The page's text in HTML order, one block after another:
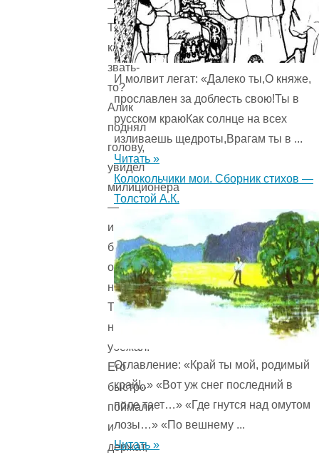
—
Тебя
как
звать-
то?
Алик
поднял
голову,
увидел
милиционера
—
и
бегом
от
него.
Только
недалеко
убежал.
Его
быстро
поймали
и
держат,
И молвит легат: «Далеко ты,О княже,
прославлен за доблесть свою!Ты в
русском краюКак солнце на всех
изливаешь щедроты,Врагам ты в ...
Читать »
Колокольчики мои. Сборник стихов —
Толстой А.К.
Оглавление: «Край ты мой, родимый
край!..» «Вот уж снег последний в
поле тает…» «Где гнутся над омутом
лозы…» «По вешнему ...
Читать »